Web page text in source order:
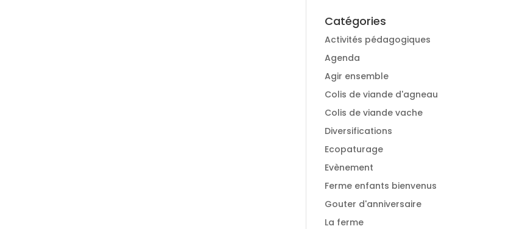
Catégories
Activités pédagogiques
Agenda
Agir ensemble
Colis de viande d'agneau
Colis de viande vache
Diversifications
Ecopaturage
Evènement
Ferme enfants bienvenus
Gouter d'anniversaire
La ferme